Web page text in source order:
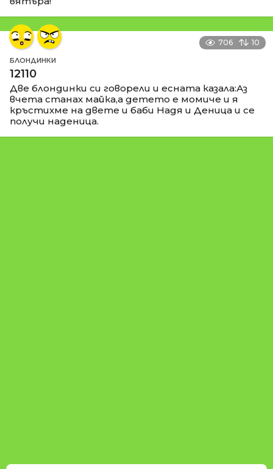
706 10
БЛОНДИНКИ
12110
Две блондинки си говорели и есната казала:Аз
вчета станах майка,а детето е момиче и я
кръстихме на двете и баби Надя и Деница и се
получи наденица.